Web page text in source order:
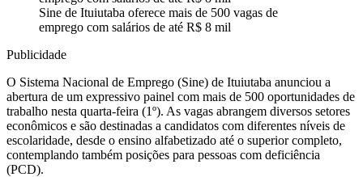
Sine de Ituiutaba oferece mais de 500 vagas de
emprego com salários de até R$ 8 mil
Publicidade
O Sistema Nacional de Emprego (Sine) de Ituiutaba anunciou a
abertura de um expressivo painel com mais de 500 oportunidades de
trabalho nesta quarta-feira (1º). As vagas abrangem diversos setores
econômicos e são destinadas a candidatos com diferentes níveis de
escolaridade, desde o ensino alfabetizado até o superior completo,
contemplando também posições para pessoas com deficiência
(PCD).